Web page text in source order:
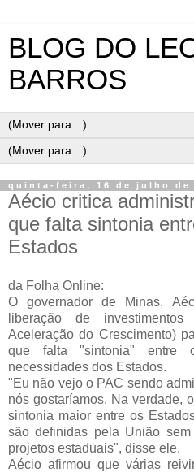
BLOG DO
BARROS
quinta-feira, 16 de julho de
Aécio critica
que falta sintonia
Estados
da Folha Online:
O governador de Minas,
liberação de
Aceleração do Crescimento)
que falta "sintonia" entre
necessidades dos Estados.
"Eu não vejo o PAC sendo
nós gostaríamos. Na verdade,
sintonia maior entre os
são definidas pela União
projetos estaduais", disse ele.
Aécio afirmou que várias